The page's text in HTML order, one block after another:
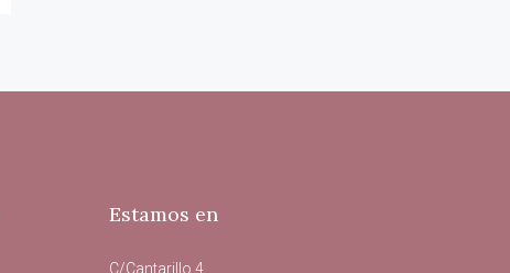
Estamos en
C/Cantarillo 4